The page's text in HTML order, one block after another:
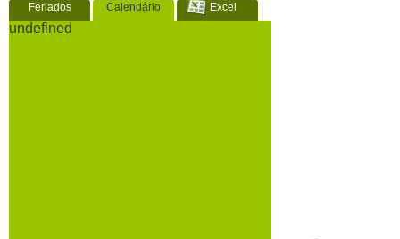
Feriados Calendário Excel
undefined